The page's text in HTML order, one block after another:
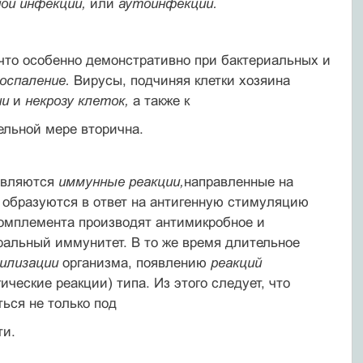
инфекции, или аутоинфекции.
особенно демонстративно при бактериальных и
Вирусы, подчиняя клетки хозяина
и некрозу клеток, а также к
мере вторична.
иммунные реакции,направленные на
в ответ на антигенную стимуляцию
производят антимикробное и
иммунитет. В то же время длительное
организма, появлению реакций
реакции) типа. Из этого следует, что
не только под